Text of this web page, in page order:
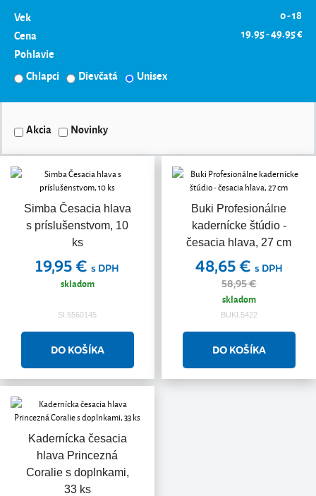
Vek
0 - 18
Cena
19.95 - 49.95 €
Pohlavie
Chlapci
Dievčatá Unisex
Akcia Novinky
Simba Česacia hlava
s príslušenstvom, 10
ks
19,95 € s DPH
skladom
SI.5560145
Buki Profesionálne
kadernícke štúdio -
česacia hlava, 27 cm
Akcia
48,65 € s DPH
58,95 €
skladom
BUKI.5422
Kadernícka česacia
hlava Princezná
Coralie s doplnkami,
33 ks